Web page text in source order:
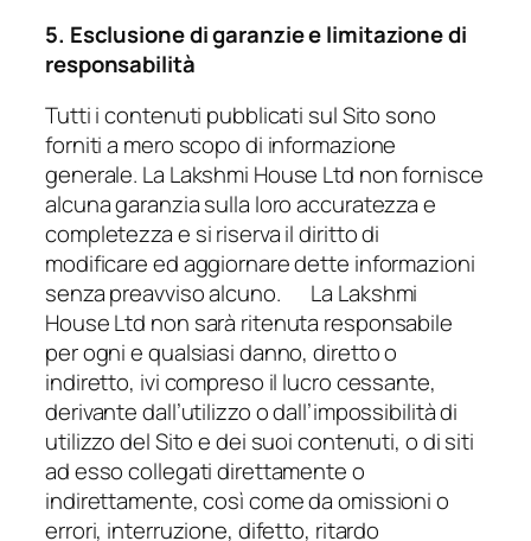
5. Esclusione di garanzie e limitazione di
responsabilità
Tutti i contenuti pubblicati sul Sito sono
forniti a mero scopo di informazione
generale. La Lakshmi House Ltd non fornisce
alcuna garanzia sulla loro accuratezza e
completezza e si riserva il diritto di
modificare ed aggiornare dette informazioni
senza preavviso alcuno. La Lakshmi
House Ltd non sarà ritenuta responsabile
per ogni e qualsiasi danno, diretto o
indiretto, ivi compreso il lucro cessante,
derivante dall’utilizzo o dall’impossibilità di
utilizzo del Sito e dei suoi contenuti, o di siti
ad esso collegati direttamente o
indirettamente, così come da omissioni o
errori, interruzione, difetto, ritardo